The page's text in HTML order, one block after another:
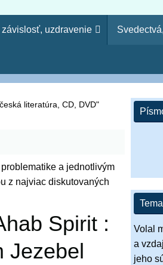
si pohrdol Pánovým slovom,
uzdravenie
literatúra, CD, DVD"
a jednotlivým
z najviac diskutovaných
Spirit :
Jezebel
Volal
a
jeho